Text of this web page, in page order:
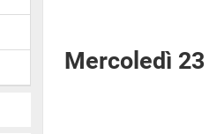
Mercoledì